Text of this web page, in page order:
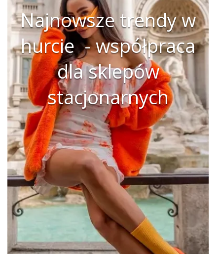
Najnowsze trendy w
hurcie - współpraca
dla sklepów
stacjonarnych